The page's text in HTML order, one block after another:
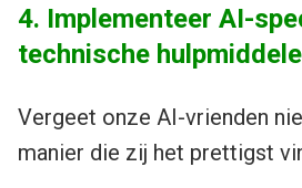
4. Implementeer AI-
technische
Vergeet onze AI-vrienden
manier die zij het prettigst